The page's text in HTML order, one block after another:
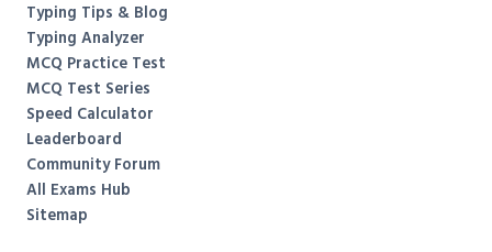
Typing Tips & Blog
Typing Analyzer
MCQ Practice Test
MCQ Test Series
Speed Calculator
Leaderboard
Community Forum
All Exams Hub
Sitemap